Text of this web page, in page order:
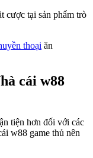
cược tại sản phẩm trò
thoại ăn
cái w88
tiện hơn đối với các
w88 game thủ nên